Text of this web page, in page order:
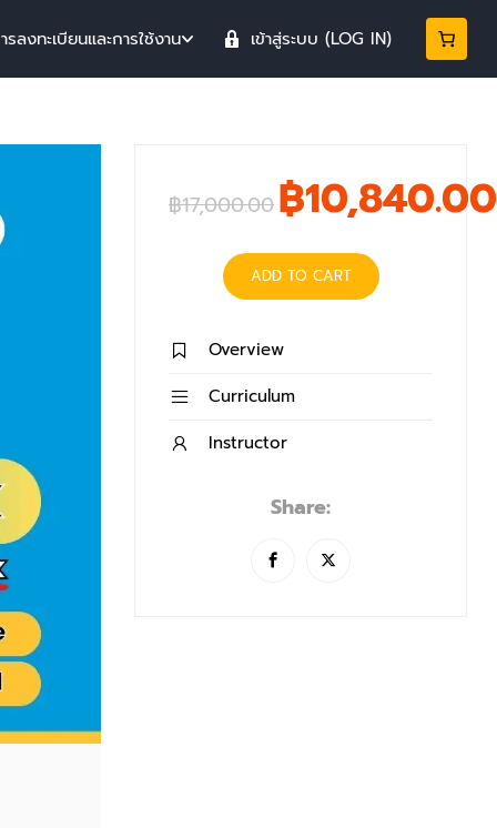
ลงทะเบียนและการใช้งาน เข้าสู่ระบบ (LOG IN)
฿17,000.00฿10,840.00
ADD TO CART
Overview
Curriculum
Instructor
Share: